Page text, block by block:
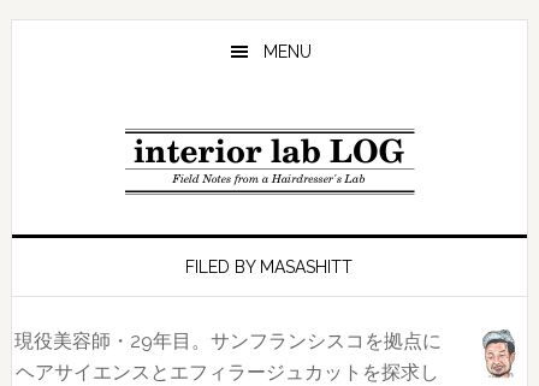
Skip
Skip
Skip
MENU
FILED BY MASASHITT
現役美容師・29年目。サンフランシスコを拠点に
ヘアサイエンスとエフィラージュカットを探求し